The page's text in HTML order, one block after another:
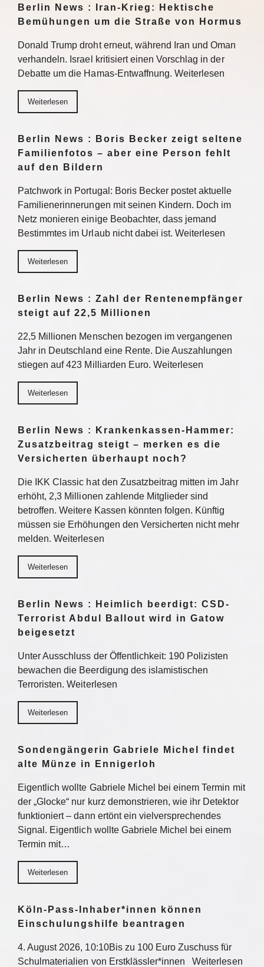
Berlin News : Iran-Krieg: Hektische
Bemühungen um die Straße von Hormus
Donald Trump droht erneut, während Iran und Oman
verhandeln. Israel kritisiert einen Vorschlag in der
Debatte um die Hamas-Entwaffnung. Weiterlesen
Weiterlesen
Berlin News : Boris Becker zeigt seltene
Familienfotos – aber eine Person fehlt
auf den Bildern
Patchwork in Portugal: Boris Becker postet aktuelle
Familienerinnerungen mit seinen Kindern. Doch im
Netz monieren einige Beobachter, dass jemand
Bestimmtes im Urlaub nicht dabei ist. Weiterlesen
Weiterlesen
Berlin News : Zahl der Rentenempfänger
steigt auf 22,5 Millionen
22,5 Millionen Menschen bezogen im vergangenen
Jahr in Deutschland eine Rente. Die Auszahlungen
stiegen auf 423 Milliarden Euro. Weiterlesen
Weiterlesen
Berlin News : Krankenkassen-Hammer:
Zusatzbeitrag steigt – merken es die
Versicherten überhaupt noch?
Die IKK Classic hat den Zusatzbeitrag mitten im Jahr
erhöht, 2,3 Millionen zahlende Mitglieder sind
betroffen. Weitere Kassen könnten folgen. Künftig
müssen sie Erhöhungen den Versicherten nicht mehr
melden. Weiterlesen
Weiterlesen
Berlin News : Heimlich beerdigt: CSD-
Terrorist Abdul Ballout wird in Gatow
beigesetzt
Unter Ausschluss der Öffentlichkeit: 190 Polizisten
bewachen die Beerdigung des islamistischen
Terroristen. Weiterlesen
Weiterlesen
Sondengängerin Gabriele Michel findet
alte Münze in Ennigerloh
Eigentlich wollte Gabriele Michel bei einem Termin mit
der „Glocke“ nur kurz demonstrieren, wie ihr Detektor
funktioniert – dann ertönt ein vielversprechendes
Signal. Eigentlich wollte Gabriele Michel bei einem
Termin mit…
Weiterlesen
Köln-Pass-Inhaber*innen können
Einschulungshilfe beantragen
4. August 2026, 10:10Bis zu 100 Euro Zuschuss für
Schulmaterialien von Erstklässler*innen Weiterlesen